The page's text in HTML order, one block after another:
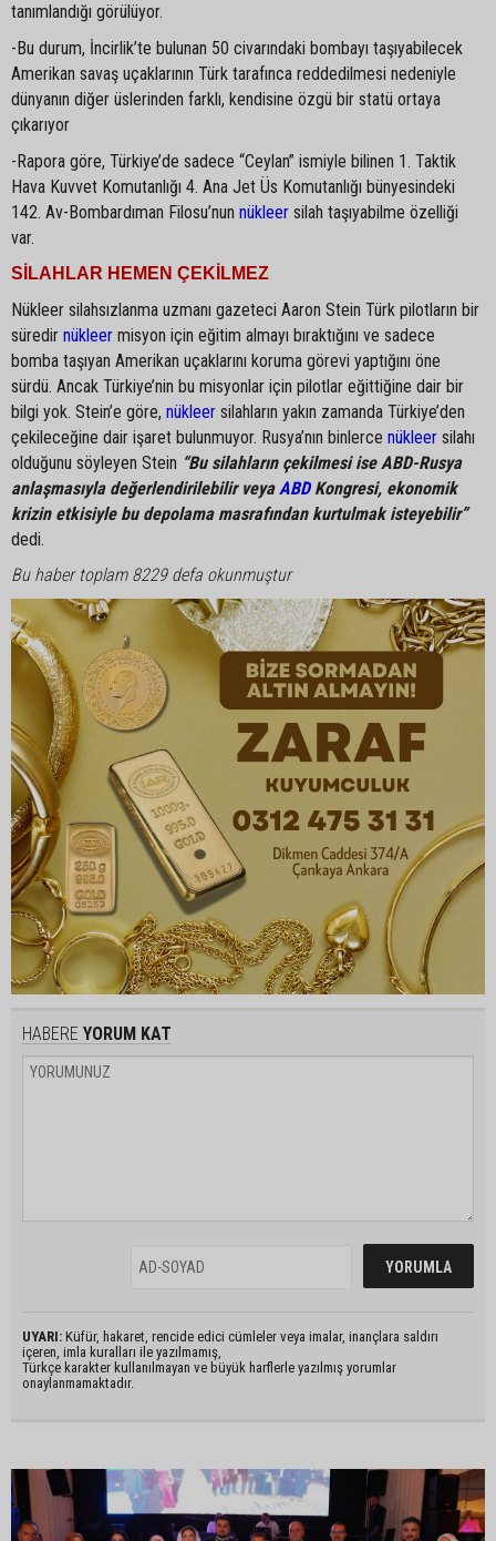
tanımlandığı görülüyor.
-Bu durum, İncirlik’te bulunan 50 civarındaki bombayı taşıyabilecek
Amerikan savaş uçaklarının Türk tarafınca reddedilmesi nedeniyle
dünyanın diğer üslerinden farklı, kendisine özgü bir statü ortaya
çıkarıyor
-Rapora göre, Türkiye’de sadece “Ceylan” ismiyle bilinen 1. Taktik
Hava Kuvvet Komutanlığı 4. Ana Jet Üs Komutanlığı bünyesindeki
142. Av-Bombardıman Filosu’nun nükleer silah taşıyabilme özelliği
var.
SİLAHLAR HEMEN ÇEKİLMEZ
Nükleer silahsızlanma uzmanı gazeteci Aaron Stein Türk pilotların bir
süredir nükleer misyon için eğitim almayı bıraktığını ve sadece
bomba taşıyan Amerikan uçaklarını koruma görevi yaptığını öne
sürdü. Ancak Türkiye’nin bu misyonlar için pilotlar eğittiğine dair bir
bilgi yok. Stein’e göre, nükleer silahların yakın zamanda Türkiye’den
çekileceğine dair işaret bulunmuyor. Rusya’nın binlerce nükleer silahı
olduğunu söyleyen Stein “Bu silahların çekilmesi ise ABD-Rusya
anlaşmasıyla değerlendirilebilir veyaABDKongresi, ekonomik
krizin etkisiyle bu depolama masrafından kurtulmak isteyebilir”
dedi.
Bu haber toplam 8229 defa okunmuştur
HABERE YORUM KAT
UYARI: Küfür, hakaret, rencide edici cümleler veya imalar, inançlara saldırı
içeren, imla kuralları ile yazılmamış,
Türkçe karakter kullanılmayan ve büyük harflerle yazılmış yorumlar
onaylanmamaktadır.